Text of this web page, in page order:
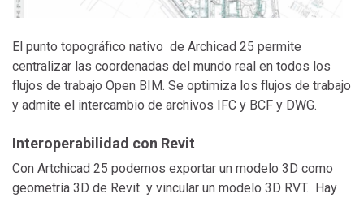
El punto topográfico nativo de Archicad 25 permite
centralizar las coordenadas del mundo real en todos los
flujos de trabajo Open BIM. Se optimiza los flujos de trabajo
y admite el intercambio de archivos IFC y BCF y DWG.
Interoperabilidad con Revit
Con Artchicad 25 podemos exportar un modelo 3D como
geometría 3D de Revit y vincular un modelo 3D RVT. Hay